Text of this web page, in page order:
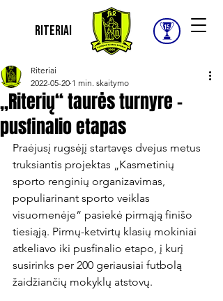
Riteriai
„Riterių“ taurės turnyre –
pusfinalio etapas
Riteriai
2022-05-20 1 min. skaitymo
Praėjusį rugsėjį startavęs dvejus metus
truksiantis projektas „Kasmetinių
sporto renginių organizavimas,
populiarinant sporto veiklas
visuomenėje“ pasiekė pirmąją finišo
tiesiąją. Pirmų-ketvirtų klasių mokiniai
atkeliavo iki pusfinalio etapo, į kurį
susirinks per 200 geriausiai futbolą
žaidžiančių mokyklų atstovų.